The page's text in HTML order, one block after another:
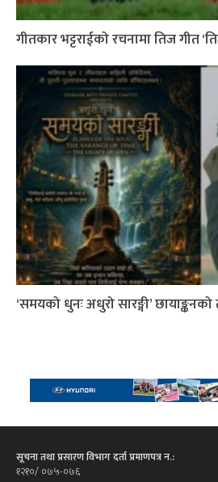
गीतकार भट्टराईको रचनामा तिज गीत
‘समयको धुनः अधुरो सारङ्गी’ छायाङ्कनको
सूचना तथा प्रसारण विभाग दर्ता प्रमाणपत्र न.:
१२१०/ ०७५-०७६